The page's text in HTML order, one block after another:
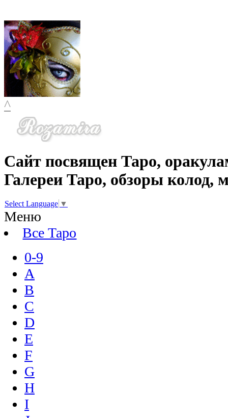
^
Сайт посвящен Таро,
Галереи Таро, обзоры колод,
Select Language ▼
Меню
Все Таро
0-9
A
B
C
D
E
F
G
H
I